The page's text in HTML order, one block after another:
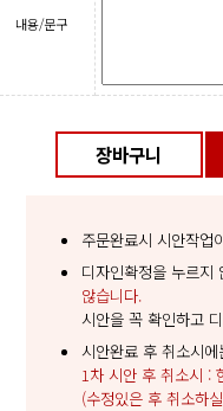
내용/문구
장바구니
주문완료시 시안작업
디자인확정을 누르지
않습니다.
시안을 꼭 확인하고
시안완료 후 취소시
1차 시안 후 취소시 :
(수정있은 후 취소하